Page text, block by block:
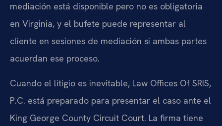
mediación está disponible pero no es obligatoria
en Virginia, y el bufete puede representar al
cliente en sesiones de mediación si ambas partes
acuerdan ese proceso.
Cuando el litigio es inevitable, Law Offices Of SRIS,
P.C. está preparado para presentar el caso ante el
King George County Circuit Court. La firma tiene